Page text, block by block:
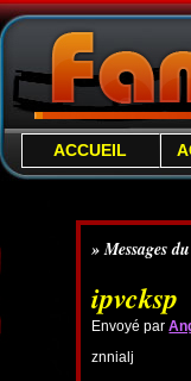
ACCUEIL
» Messages
ipvcksp
Envoyé par
znnialj